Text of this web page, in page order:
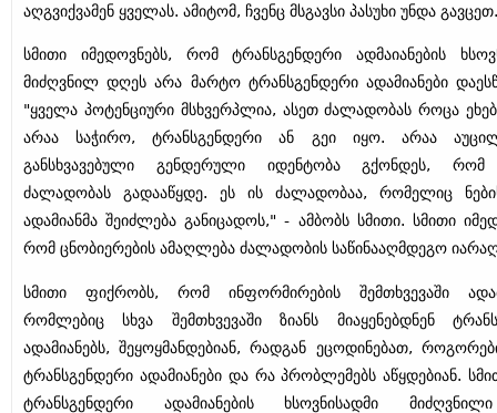
აღგვიქვამენ ყველას. ამიტომ, ჩვენც მსგავსი პასუხი უნდა
სმითი იმედოვნებს, რომ ტრანსგენდერი ადმაიანების
მიძღვნილ დღეს არა მარტო ტრანსგენდერი ადამიანები
"ყველა პოტენციური მსხვერპლია, ასეთ ძალადობას როცა
არაა საჭირო, ტრანსგენდერი ან გეი იყო. არაა
განსხვავებული გენდერული იდენტობა გქონდეს, რომ
ძალადობას გადააწყდე. ეს ის ძალადობაა, რომელიც
ადამიანმა შეიძლება განიცადოს," - ამბობს სმითი. სმითი
რომ ცნობიერების ამაღლება ძალადობის საწინააღმდეგო
სმითი ფიქრობს, რომ ინფორმირების შემთხვევაში
რომლებიც სხვა შემთხვევაში ზიანს მიაყენებდნენ
ადამიანებს, შეყოყმანდებიან, რადგან ეცოდინებათ,
ტრანსგენდერი ადამიანები და რა პრობლემებს აწყდებიან.
ტრანსგენდერი ადამიანების ხსოვნისადმი